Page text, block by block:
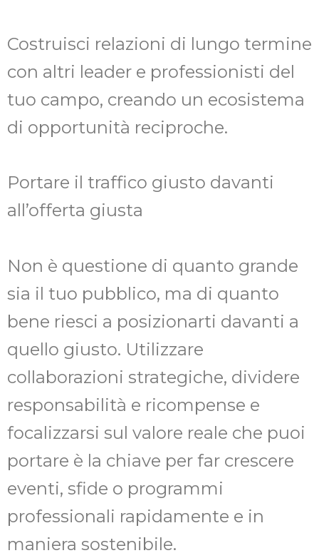
Costruisci relazioni di lungo termine
con altri leader e professionisti del
tuo campo, creando un ecosistema
di opportunità reciproche.
Portare il traffico giusto davanti
all’offerta giusta
Non è questione di quanto grande
sia il tuo pubblico, ma di quanto
bene riesci a posizionarti davanti a
quello giusto. Utilizzare
collaborazioni strategiche, dividere
responsabilità e ricompense e
focalizzarsi sul valore reale che puoi
portare è la chiave per far crescere
eventi, sfide o programmi
professionali rapidamente e in
maniera sostenibile.